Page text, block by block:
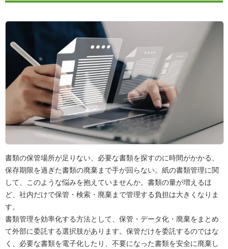
書類の保管場所が足りない、必要な書類を探すのに時間がかかる、
保存期限を過ぎた書類の廃棄まで手が回らない。紙の書類管理に関
して、このような悩みを抱えていませんか。書類の量が増えるほ
ど、社内だけで保管・検索・廃棄まで管理する負担は大きくなりま
す。
書類管理を効率化する方法として、保管・データ化・廃棄をまとめ
て外部に委託する選択肢があります。保管だけを委託するのではな
く、必要な書類を電子化したり、不要になった書類を安全に廃棄し